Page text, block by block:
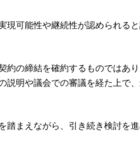
可能性や継続性が認められると
の締結を確約するものではあり
明や議会での審議を経た上で、
まえながら、引き続き検討を進